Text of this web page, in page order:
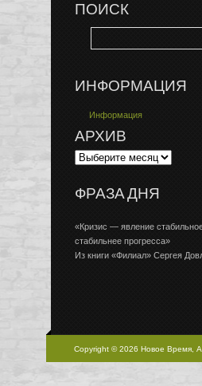
ПОИСК
ИНФОРМАЦИЯ
Информация
АРХИВ
ФРАЗА ДНЯ
«Кризис — явление
стабильнее прогресса»
Из книги «Филиал» Сергея
Copyright © 2026 Новое Время,